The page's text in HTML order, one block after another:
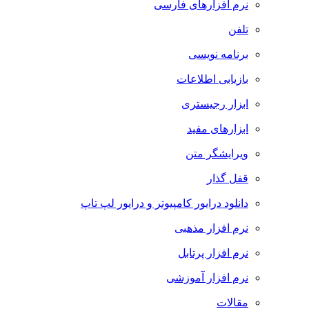
نرم افزارهای فارسی
تلفن
برنامه نویسی
بازیابی اطلاعات
ابزار رجیستری
ابزارهای مفید
ویرایشگر متن
قفل گذار
دانلود درایور کامپیوتر و درایور لپ تاپ
نرم افزار مذهبی
نرم افزار پرتابل
نرم افزار آموزشی
مقالات